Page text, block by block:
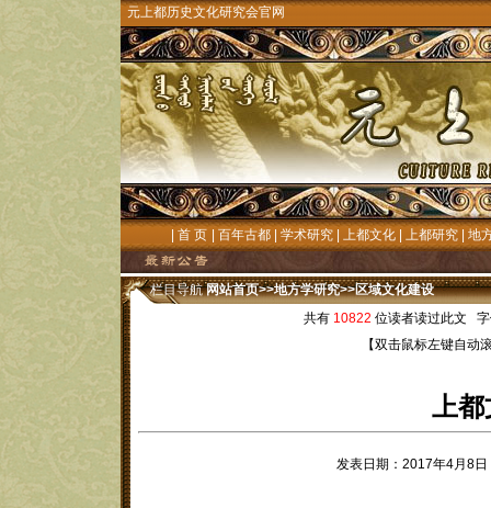
元上都历史文化研究会官网
首 页 百年古都 学术研究 上都文化 上都研究 地
栏目导航 网站首页>>地方学研究>>区域文化建设
共有 10822 位读者读过此文
【双击鼠标左键自
上都
发表日期：2017年4月8